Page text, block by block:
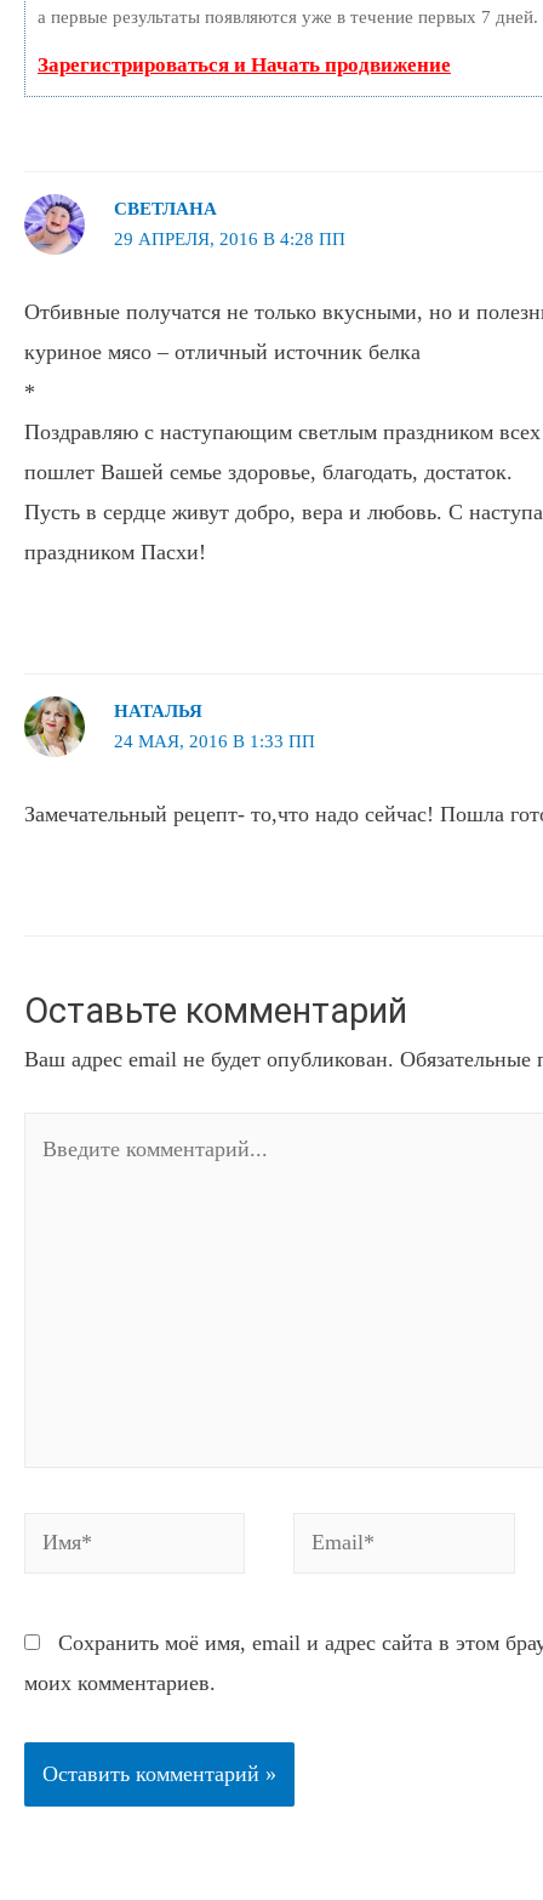
а первые результаты появляются уже в течение первых 7 дней.
Зарегистрироваться и Начать продвижение
СВЕТЛАНА
29 АПРЕЛЯ, 2016 В 4:28 ПП
Отбивные получатся не только вкусными, но и
куриное мясо – отличный источник белка
*
Поздравляю с наступающим светлым праздником
пошлет Вашей семье здоровье, благодать, достаток.
Пусть в сердце живут добро, вера и любовь. С
праздником Пасхи!
НАТАЛЬЯ
24 МАЯ, 2016 В 1:33 ПП
Замечательный рецепт- то,что надо сейчас! Пошла
Оставьте комментарий
Ваш адрес email не будет опубликован.
Имя* Email*
Сохранить моё имя, email и адрес сайта в этом
моих комментариев.